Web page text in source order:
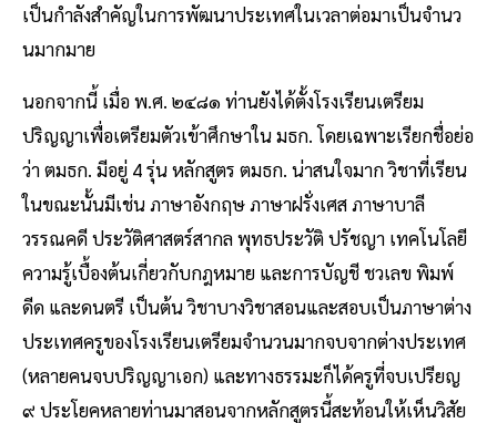
เป็นกําลังสําคัญในการพัฒนาประเทศในเวลาต่อมาเป็นจํานว
นมากมาย
นอกจากนี้ เมื่อ พ.ศ. ๒๔๘๑ ท่านยังได้ตั้งโรงเรียนเตรียม
ปริญญาเพื่อเตรียมตัวเข้าศึกษาใน มธก. โดยเฉพาะเรียกชื่อย่อ
ว่า ตมธก. มีอยู่ 4 รุ่น หลักสูตร ตมธก. น่าสนใจมาก วิชาที่เรียน
ในขณะนั้นมีเช่น ภาษาอังกฤษ ภาษาฝรั่งเศส ภาษาบาลี
วรรณคดี ประวัติศาสตร์สากล พุทธประวัติ ปรัชญา เทคโนโลยี
ความรู้เบื้องต้นเกี่ยวกับกฎหมาย และการบัญชี ชวเลข พิมพ์
ดีด และดนตรี เป็นต้น วิชาบางวิชาสอนและสอบเป็นภาษาต่าง
ประเทศครูของโรงเรียนเตรียมจํานวนมากจบจากต่างประเทศ
(หลายคนจบปริญญาเอก) และทางธรรมะก็ได้ครูที่จบเปรียญ
๙ ประโยคหลายท่านมาสอนจากหลักสูตรนี้สะท้อนให้เห็นวิสัย